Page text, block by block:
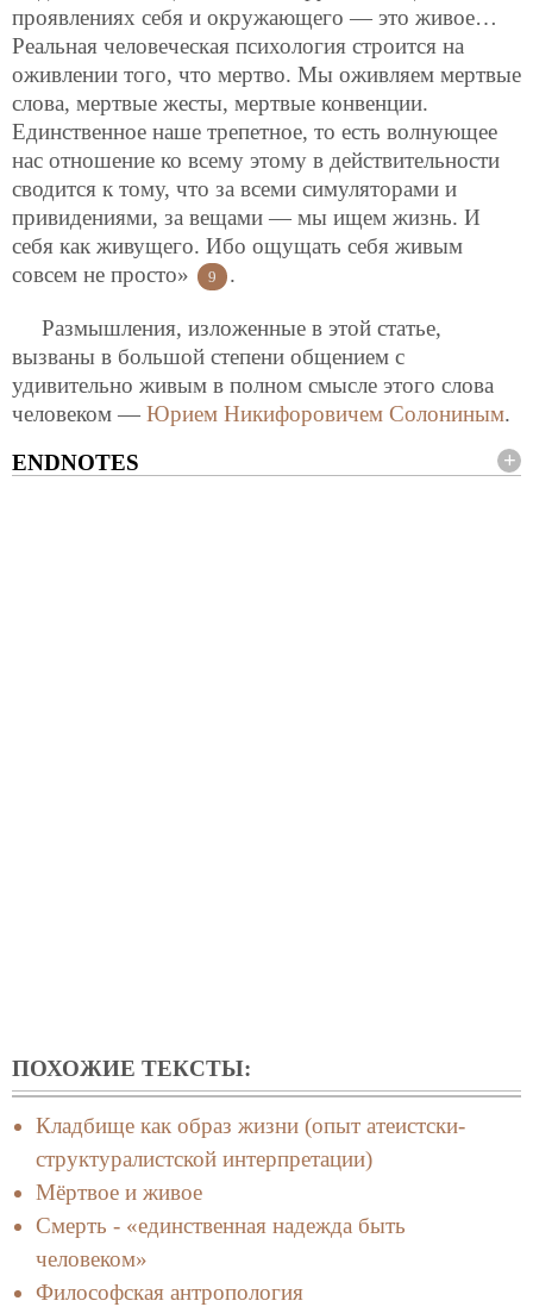
проявлениях себя и окружающего — это живое…
Реальная человеческая психология строится на
оживлении того, что мертво. Мы оживляем мертвые
слова, мертвые жесты, мертвые конвенции.
Единственное наше трепетное, то есть волнующее
нас отношение ко всему этому в действительности
сводится к тому, что за всеми симуляторами и
привидениями, за вещами — мы ищем жизнь. И
себя как живущего. Ибо ощущать себя живым
совсем не просто»
9 .
Размышления, изложенные в этой статье,
вызваны в большой степени общением с
удивительно живым в полном смысле этого слова
человеком — Юрием Никифоровичем Солониным.
ENDNOTES
ПОХОЖИЕ ТЕКСТЫ:
Кладбище как образ жизни (опыт атеистски-
структуралистской интерпретации)
Мёртвое и живое
Смерть - «единственная надежда быть
человеком»
Философская антропология